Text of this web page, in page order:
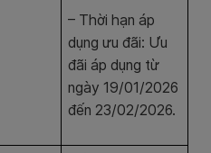
– Thời hạn áp
dụng ưu đãi: Ưu
đãi áp dụng từ
ngày 19/01/2026
đến 23/02/2026.